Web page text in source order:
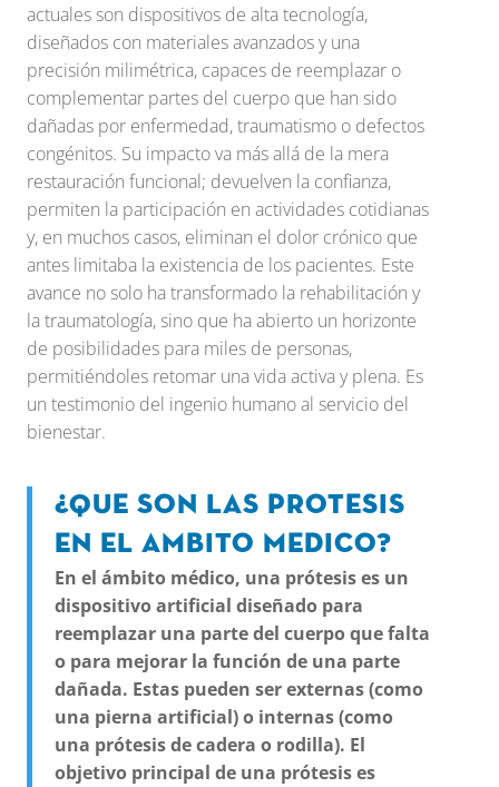
actuales son dispositivos de alta tecnología,
diseñados con materiales avanzados y una
precisión milimétrica, capaces de reemplazar o
complementar partes del cuerpo que han sido
dañadas por enfermedad, traumatismo o defectos
congénitos. Su impacto va más allá de la mera
restauración funcional; devuelven la confianza,
permiten la participación en actividades cotidianas
y, en muchos casos, eliminan el dolor crónico que
antes limitaba la existencia de los pacientes. Este
avance no solo ha transformado la rehabilitación y
la traumatología, sino que ha abierto un horizonte
de posibilidades para miles de personas,
permitiéndoles retomar una vida activa y plena. Es
un testimonio del ingenio humano al servicio del
bienestar.
¿Que son las protesis
en el ambito medico?
En el ámbito médico, una prótesis es un
dispositivo artificial diseñado para
reemplazar una parte del cuerpo que falta
o para mejorar la función de una parte
dañada. Estas pueden ser externas (como
una pierna artificial) o internas (como
una prótesis de cadera o rodilla). El
objetivo principal de una prótesis es